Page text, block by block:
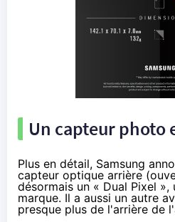
Un capteur photo
Plus en détail, Samsung
capteur optique arrière
désormais un « Dual Pixel »,
marque. Il a aussi un autre
presque plus de l'arrière de